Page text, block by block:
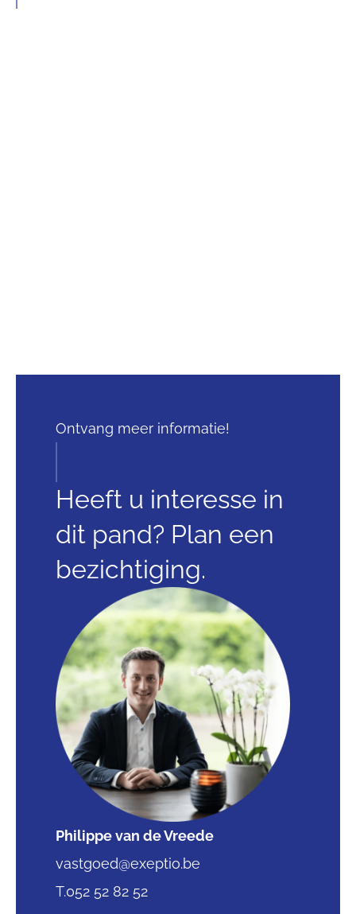
Ontvang meer informatie!
Heeft u interesse in
dit pand? Plan een
bezichtiging.
Philippe van de Vreede
vastgoed@exeptio.be
T.052 52 82 52